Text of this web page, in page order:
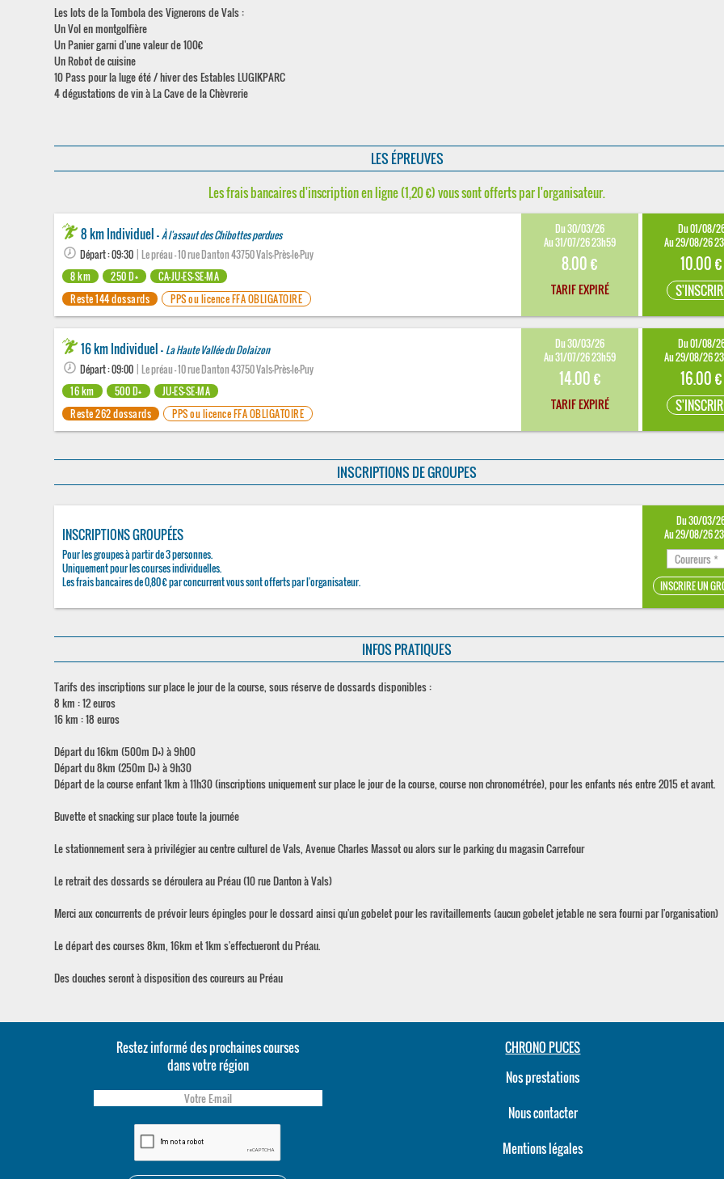
Les lots de la Tombola des Vignerons de Vals :
Un Vol en montgolfière
Un Panier garni d'une valeur de 100€
Un Robot de cuisine
10 Pass pour la luge été / hiver des Estables LUGIKPARC
4 dégustations de vin à La Cave de la Chèvrerie
LES ÉPREUVES
Les frais bancaires d'inscription en ligne (1,20 €) vous sont offerts par l'organisateur.
8 km Individuel -À l'assaut des Chibottes perdues
Départ : 09:30 | Le préau - 10 rue Danton 43750 Vals-Près-le-Puy
8 km
250 D+
CA-JU-ES-SE-MA
Reste 144 dossards
PPS ou licence FFA OBLIGATOIRE
Du 30/03/26
Au 31/07/26 23h59
8.00 €
TARIF EXPIRÉ
Du 01/08/
Au 29/08/26
10.00 €
16 km Individuel - La Haute Vallée du Dolaizon
Départ : 09:00 | Le préau - 10 rue Danton 43750 Vals-Près-le-Puy
16 km
500 D+
JU-ES-SE-MA
Reste 262 dossards
PPS ou licence FFA OBLIGATOIRE
Du 30/03/26
Au 31/07/26 23h59
14.00 €
TARIF EXPIRÉ
Du 01/08/
Au 29/08/26
16.00 €
INSCRIPTIONS DE GROUPES
INSCRIPTIONS GROUPÉES
Pour les groupes à partir de 3 personnes.
Uniquement pour les courses individuelles.
Les frais bancaires de 0,80 € par concurrent vous sont offerts par l'organisateur.
Du 30/03/
Au 29/08/26
INFOS PRATIQUES
Tarifs des inscriptions sur place le jour de la course, sous réserve de dossards disponibles :
8 km : 12 euros
16 km : 18 euros
Départ du 16km (500m D+) à 9h00
Départ du 8km (250m D+) à 9h30
Départ de la course enfant 1km à 11h30 (inscriptions uniquement sur place le jour de la course, course non chronométrée), pour les enfants nés entre 2015 et avant.
Buvette et snacking sur place toute la journée
Le stationnement sera à privilégier au centre culturel de Vals, Avenue Charles Massot ou alors sur le parking du magasin Carrefour
Le retrait des dossards se déroulera au Préau (10 rue Danton à Vals)
Merci aux concurrents de prévoir leurs épingles pour le dossard ainsi qu'un gobelet pour les ravitaillements (aucun gobelet jetable ne sera fourni par l'organisation)
Le départ des courses 8km, 16km et 1km s'effectueront du Préau.
Des douches seront à disposition des coureurs au Préau
Restez informé des prochaines courses
dans votre région
CHRONO PUCES
Nos prestations
Nous contacter
Mentions légales